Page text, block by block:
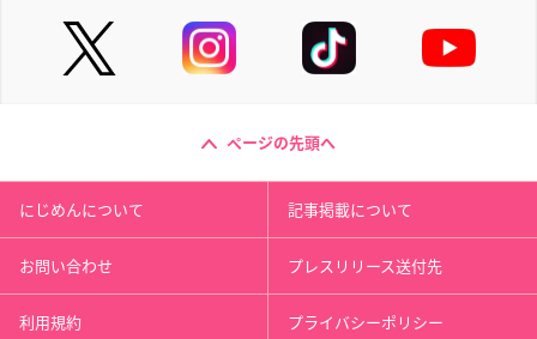
ページの先頭へ
にじめんについて 記事掲載について
お問い合わせ プレスリリース送付先
利用規約 プライバシーポリシー